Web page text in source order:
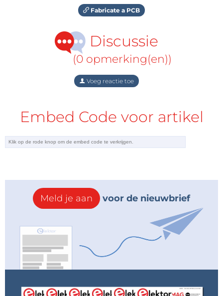
Fabricate a PCB
Discussie
(0 opmerking(en))
Voeg reactie toe
Embed Code voor artikel
Meld je aan voor de nieuwbrief